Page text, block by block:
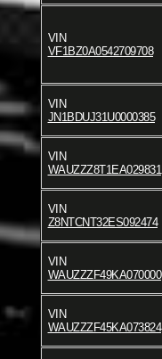
VIN
VF1BZ0A0542709708
VIN
JN1BDUJ31U0000385
VIN
WAUZZZ8T1EA029831
VIN
Z8NTCNT32ES092474
VIN
WAUZZZF49KA070000
VIN
WAUZZZF45KA073824